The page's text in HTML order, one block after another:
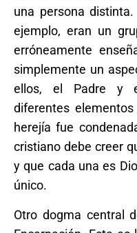
una persona
ejemplo, eran un
erróneamente
simplemente un
ellos, el Padre y
diferentes
herejía fue
cristiano debe creer
y que cada una es
único.
Otro dogma central